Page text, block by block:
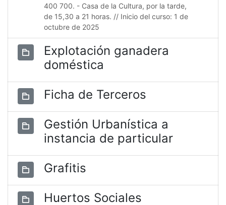
400 700. - Casa de la Cultura, por la tarde,
de 15,30 a 21 horas. // Inicio del curso: 1 de
octubre de 2025
Explotación ganadera
doméstica
Ficha de Terceros
Gestión Urbanística a
instancia de particular
Grafitis
Huertos Sociales